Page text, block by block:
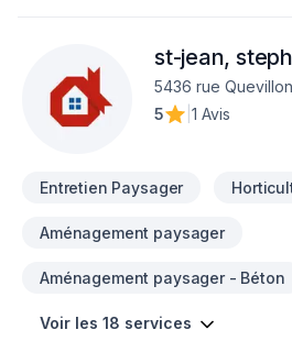
st-jean,
5436 rue
5
1 Avis
Entretien Paysager
Aménagement paysager
Aménagement paysager - Béton
Voir les 18 services